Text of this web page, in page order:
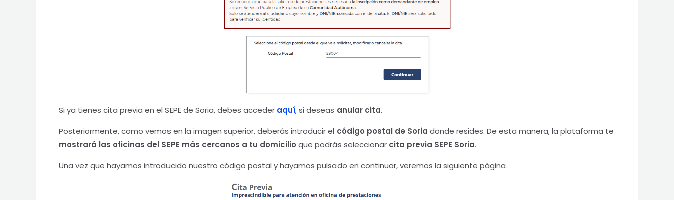
Si ya tienes cita previa en el SEPE de Soria, debes acceder aquí, si deseas anular cita.
Posteriormente, como vemos en la imagen superior, deberás introducir el código postal de Soria donde resides. De esta manera, la plataforma te
mostrará las oficinas del SEPE más cercanos a tu domicilio que podrás seleccionar cita previa SEPE Soria.
Una vez que hayamos introducido nuestro código postal y hayamos pulsado en continuar, veremos la siguiente página.